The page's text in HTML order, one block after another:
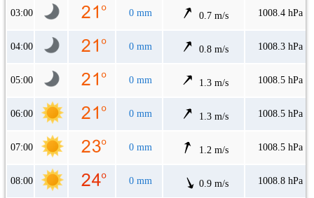
03:00 0 mm 0.7 m/s 1008.4 hPa
04:00 0 mm 0.8 m/s 1008.3 hPa
05:00 0 mm 1.3 m/s 1008.5 hPa
06:00 0 mm 1.3 m/s 1008.5 hPa
07:00 0 mm 1.2 m/s 1008.5 hPa
08:00 0 mm 0.9 m/s 1008.8 hPa